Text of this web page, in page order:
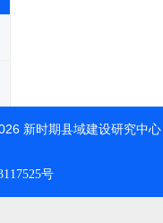
新时期县域建设研究中心
号